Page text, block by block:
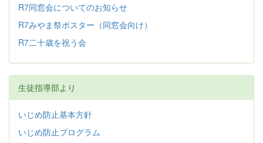
R7同窓会についてのお知らせ
R7みやま祭ポスター（同窓会向け）
R7二十歳を祝う会
生徒指導部より
いじめ防止基本方針
いじめ防止プログラム